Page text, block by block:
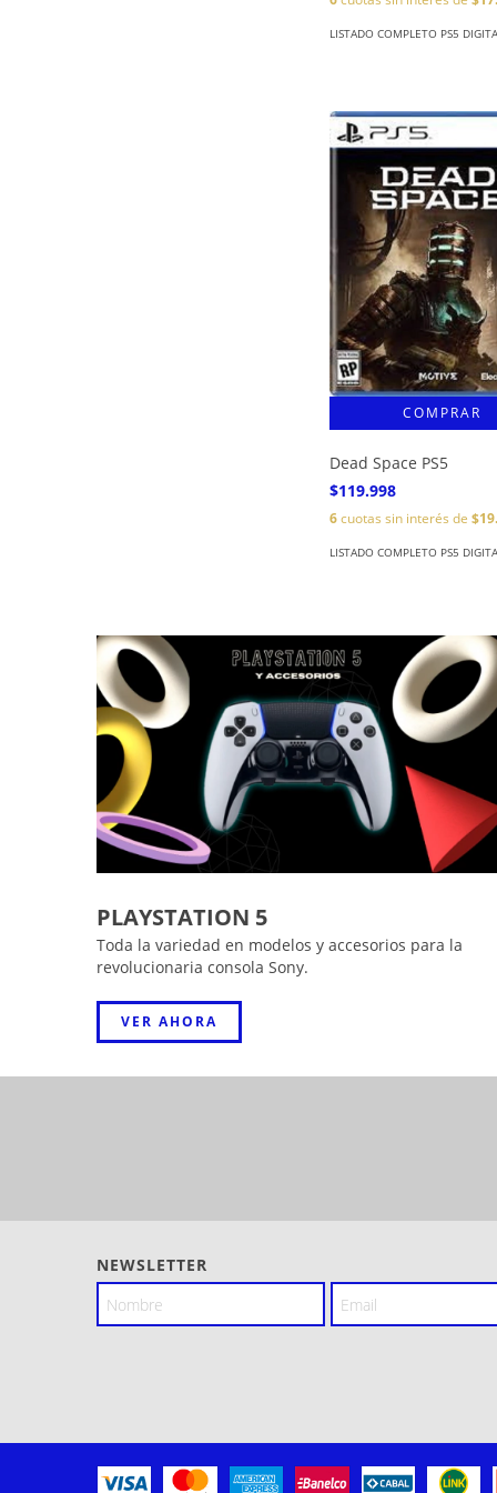
LISTADO COMPLETO PS5
Dead Space PS5
$119.998
6cuotas sin interés de
LISTADO COMPLETO PS5
PLAYSTATION 5
Toda la variedad en modelos y accesorios para la
revolucionaria consola Sony.
VER AHORA
NEWSLETTER